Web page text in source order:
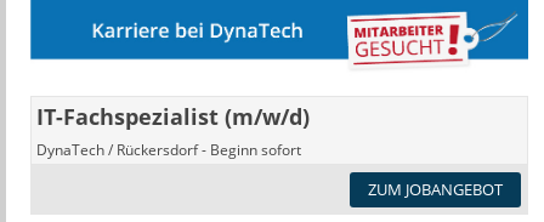
IT-Fachspezialist (m/w/d)
DynaTech / Rückersdorf - Beginn sofort
ZUM JOBANGEBOT